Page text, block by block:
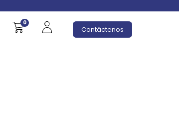
0
Contáctenos